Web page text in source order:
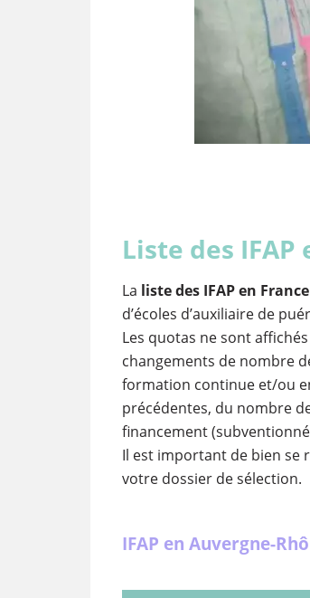
Liste des IFAP
La liste des IFAP en France
d’écoles d’auxiliaire de
Les quotas ne sont
changements de nombre
formation continue et/ou
précédentes, du nombre
financement
Il est important de bien se
votre dossier de sélection.
IFAP en Auvergne-